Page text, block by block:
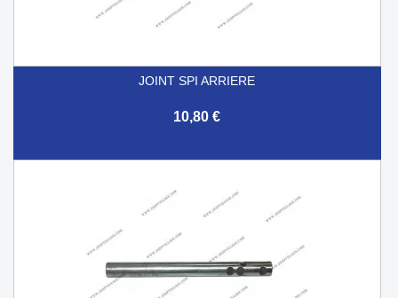
JOINT SPI ARRIERE
10,80 €